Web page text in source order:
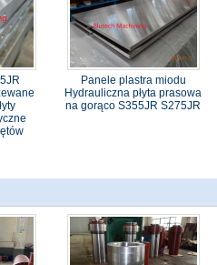
Panele plastra miodu
Hydrauliczna płyta prasowa
na gorąco S355JR S275JR